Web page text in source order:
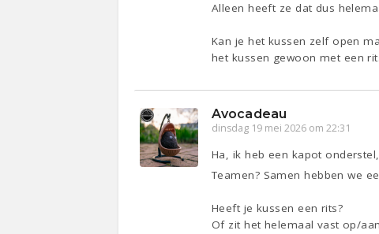
Alleen heeft ze dat dus
Kan je het kussen zelf open
het kussen gewoon met een
Avocadeau
dinsdag 19 mei 2026 om 22:31
Ha, ik heb een kapot
Teamen? Samen hebben we
Heeft je kussen een rits?
Of zit het helemaal vast op/